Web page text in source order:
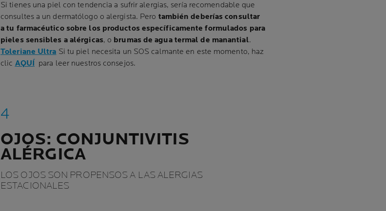
Si tienes una piel con tendencia a sufrir alergias, sería recomendable que
consultes a un dermatólogo o alergista. Pero también deberías consultar
a tu farmacéutico sobre los productos específicamente formulados para
pieles sensibles a alérgicas, o brumas de agua termal de manantial.
Toleriane Ultra Si tu piel necesita un SOS calmante en este momento, haz
clic AQUÍ para leer nuestros consejos.
OJOS: CONJUNTIVITIS
ALÉRGICA
LOS OJOS SON PROPENSOS A LAS ALERGIAS
ESTACIONALES